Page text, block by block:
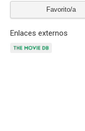
Favorito/a
Enlaces externos